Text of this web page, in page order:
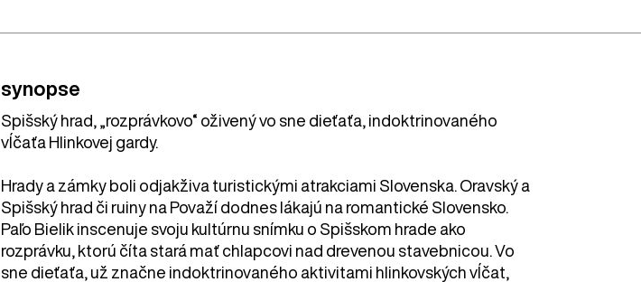
synopse
Spišský hrad, „rozprávkovo“ oživený vo sne dieťaťa, indoktrinovaného
vĺčaťa Hlinkovej gardy.
Hrady a zámky boli odjakživa turistickými atrakciami Slovenska. Oravský a
Spišský hrad či ruiny na Považí dodnes lákajú na romantické Slovensko.
Paľo Bielik inscenuje svoju kultúrnu snímku o Spišskom hrade ako
rozprávku, ktorú číta stará mať chlapcovi nad drevenou stavebnicou. Vo
sne dieťaťa, už značne indoktrinovaného aktivitami hlinkovských vĺčat,